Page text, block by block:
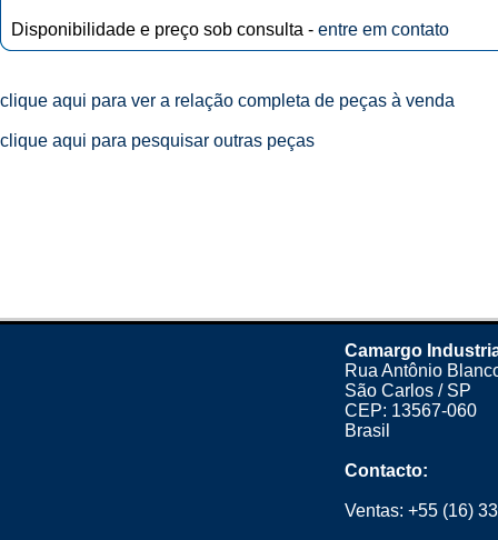
Disponibilidade e preço sob consulta - entre em contato
clique aqui para ver a relação completa de peças à venda
clique aqui para pesquisar outras peças
Camargo
Rua Antônio
São Carlos / SP
CEP: 13567-060
Brasil
Contacto:
Ventas: +55 (16)